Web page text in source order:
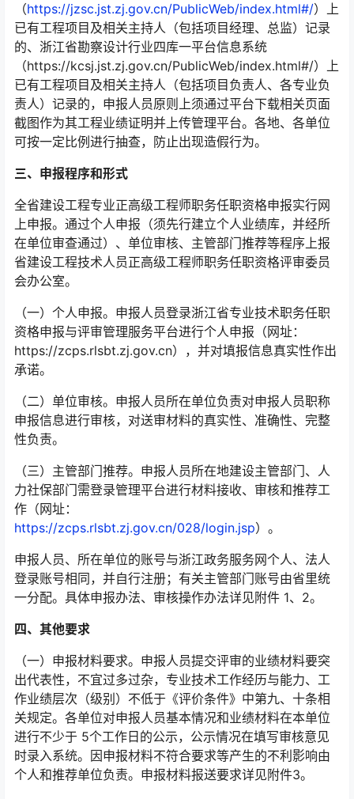
（https://jzsc.jst.zj.gov.cn/PublicWeb/index.html#/）上
已有工程项目及相关主持人（包括项目经理、总监）记录
的、浙江省勘察设计行业四库一平台信息系统
（https://kcsj.jst.zj.gov.cn/PublicWeb/index.html#/）上
已有工程项目及相关主持人（包括项目负责人、各专业负
责人）记录的，申报人员原则上须通过平台下载相关页面
截图作为其工程业绩证明并上传管理平台。各地、各单位
可按一定比例进行抽查，防止出现造假行为。
三、申报程序和形式
全省建设工程专业正高级工程师职务任职资格申报实行网
上申报。通过个人申报（须先行建立个人业绩库，并经所
在单位审查通过）、单位审核、主管部门推荐等程序上报
省建设工程技术人员正高级工程师职务任职资格评审委员
会办公室。
（一）个人申报。申报人员登录浙江省专业技术职务任职
资格申报与评审管理服务平台进行个人申报（网址：
https://zcps.rlsbt.zj.gov.cn），并对填报信息真实性作出
承诺。
（二）单位审核。申报人员所在单位负责对申报人员职称
申报信息进行审核，对送审材料的真实性、准确性、完整
性负责。
（三）主管部门推荐。申报人员所在地建设主管部门、人
力社保部门需登录管理平台进行材料接收、审核和推荐工
作（网址：
https://zcps.rlsbt.zj.gov.cn/028/login.jsp）。
申报人员、所在单位的账号与浙江政务服务网个人、法人
登录账号相同，并自行注册；有关主管部门账号由省里统
一分配。具体申报办法、审核操作办法详见附件 1、2。
四、其他要求
（一）申报材料要求。申报人员提交评审的业绩材料要突
出代表性，不宜过多过杂，专业技术工作经历与能力、工
作业绩层次（级别）不低于《评价条件》中第九、十条相
关规定。各单位对申报人员基本情况和业绩材料在本单位
进行不少于 5个工作日的公示，公示情况在填写审核意见
时录入系统。因申报材料不符合要求等产生的不利影响由
个人和推荐单位负责。申报材料报送要求详见附件3。